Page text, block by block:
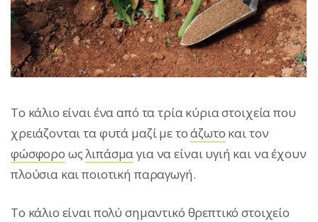
Το κάλιο είναι ένα από τα τρία κύρια στοιχεία που
χρειάζονται τα φυτά μαζί με τοάζωτο και τον
φώσφορο ωςλιπάσμαγια να είναι υγιή και να έχουν
πλούσια και ποιοτική παραγωγή.
Το κάλιο είναι πολύ σημαντικό θρεπτικό στοιχείο